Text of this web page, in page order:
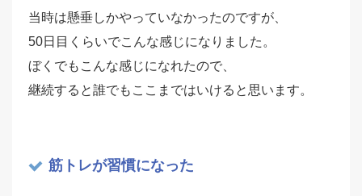
当時は懸垂しかやっていなかったのですが、
50日目くらいでこんな感じになりました。
ぼくでもこんな感じになれたので、
継続すると誰でもここまではいけると思います。
筋トレが習慣になった